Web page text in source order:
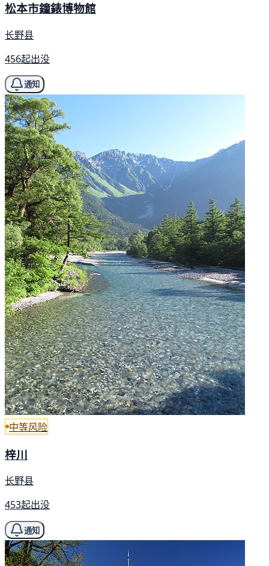
松本市鐘錶博物館
长野县
456起出没
通知
中等风险
梓川
长野县
453起出没
通知